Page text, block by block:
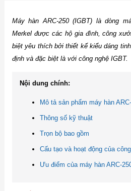
Máy hàn ARC-250 (IGBT) là dòng
Merkel được các hộ gia đình, công
biệt yêu thích bởi thiết kế kiểu dáng
định và đặc biệt là với công nghệ IGBT.
Nội dung chính:
Mô tả sản phẩm máy hàn
Thông số kỹ thuật
Trọn bộ bao gồm
Cấu tạo và hoạt động của
Ưu điểm của máy hàn ARC-